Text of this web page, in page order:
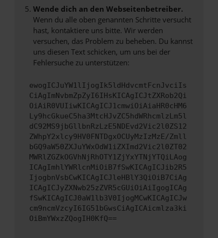
Wende dich an den Webseitenbetreiber.
Wenn du alle oben genannten Schritte versucht
hast, kontaktiere uns bitte. Wir werden
versuchen, das Problem zu beheben. Du kannst
uns diesen Text schicken, um uns bei der
Fehlersuche zu unterstützen:
ewogICJuYW1lIjogIk5ldHdvcmtFcnJvciIs
CiAgImNvbmZpZyI6IHsKICAgICJtZXRob2Qi
OiAiR0VUIiwKICAgICJ1cmwiOiAiaHR0cHM6
Ly9hcGkueC5ha3MtcHJvZC5hdWRhcmlzLm5l
dC92MS9jbGllbnRzLzE5NDEvd2Vic2l0ZS12
ZWhpY2xlcy9HV0FNTDgxOCUyMzIzMzE/Zmll
bGQ9aW50ZXJuYWxOdW1iZXImd2Vic2l0ZT02
MWRlZGZkOGVhNjRhOTY1ZjYxYTNjYTQiLAog
ICAgImhlYWRlcnMiOiB7fSwKICAgICJib2R5
IjogbnVsbCwKICAgICJleHBlY3QiOiB7CiAg
ICAgICJyZXNwb25zZVR5cGUiOiAiIgogICAg
fSwKICAgICJ0aW1lb3V0IjogMCwKICAgICJw
cm9ncmVzcyI6IG51bGwsCiAgICAicmlza3ki
OiBmYWxzZQogIH0KfQ==